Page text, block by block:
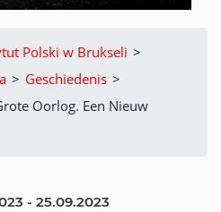
Polski w Brukseli >
> Geschiedenis >
Oorlog. Een Nieuw
- 25.09.2023